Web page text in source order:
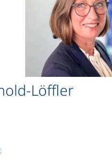
Löffler
Telefonanruf, wenn Ihr
(öffnet Ihr E-Mail-Programm)